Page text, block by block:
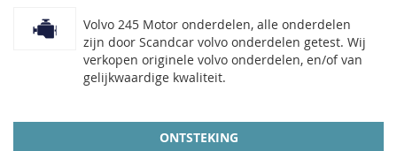
Volvo 245 Motor onderdelen, alle onderdelen
zijn door Scandcar volvo onderdelen getest. Wij
verkopen originele volvo onderdelen, en/of van
gelijkwaardige kwaliteit.
ONTSTEKING